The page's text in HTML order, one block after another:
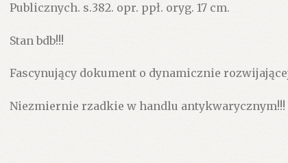
postulaty
plan
Zakopanego
innych
Publicznych. s.382. opr. ppł. oryg. 17 cm.
Stan bdb!!!
Fascynujący dokument o dynamicznie
Niezmiernie rzadkie w handlu antykwarycznym!!!